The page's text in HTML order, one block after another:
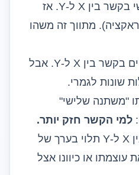
נתקלת במשתנה שלישי בקשר בין X ל-Y. אז
. מתווך זה משהו
שניהם משתנים שלישיים בקשר בין X ל-Y. אבל
שונות לגמרי.
"משתנה שלישי"
למי הקשר חזק יותר.
הוא שואל אם הקשר בין X ל-Y תלוי בערך של
או כיוונו אצל